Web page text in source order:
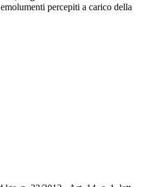
percepiti a carico della